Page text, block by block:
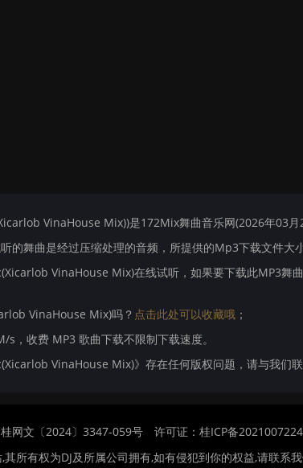
VinaHouse Mix))是172Mix舞曲音乐网(2026年03月
的舞曲是经过压缩处理的音频，所提供的Mp3下载文件大
VinaHouse Mix)在线试听，如果要下载此MP3舞曲
VinaHouse Mix)吗？ 点击此处可以收藏哦 ；
，收费 MP3 歌曲下载不限制下载速度。
VinaHouse Mix)》存在任何版权问题，请与我们
桂网文〔2024〕3347-059号
许可证：桂ICP备
所有权为DJ及所属公司拥有,如有侵犯到你的权益,请联系